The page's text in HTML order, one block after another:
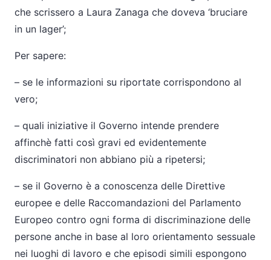
che scrissero a Laura Zanaga che doveva ‘bruciare
in un lager’;
Per sapere:
– se le informazioni su riportate corrispondono al
vero;
– quali iniziative il Governo intende prendere
affinchè fatti così gravi ed evidentemente
discriminatori non abbiano più a ripetersi;
– se il Governo è a conoscenza delle Direttive
europee e delle Raccomandazioni del Parlamento
Europeo contro ogni forma di discriminazione delle
persone anche in base al loro orientamento sessuale
nei luoghi di lavoro e che episodi simili espongono